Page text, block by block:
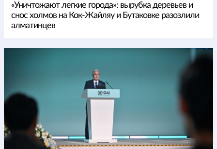
«Уничтожают легкие города»: вырубка деревьев и
снос холмов на Кок-Жайляу и Бутаковке разозлили
алматинцев